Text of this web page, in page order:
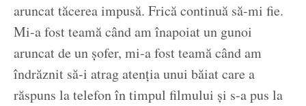
aruncat tăcerea impusă. Frică continuă să-mi fie.
Mi-a fost teamă când am înapoiat un gunoi
aruncat de un șofer, mi-a fost teamă când am
îndrăznit să-i atrag atenția unui băiat care a
răspuns la telefon în timpul filmului și s-a pus la